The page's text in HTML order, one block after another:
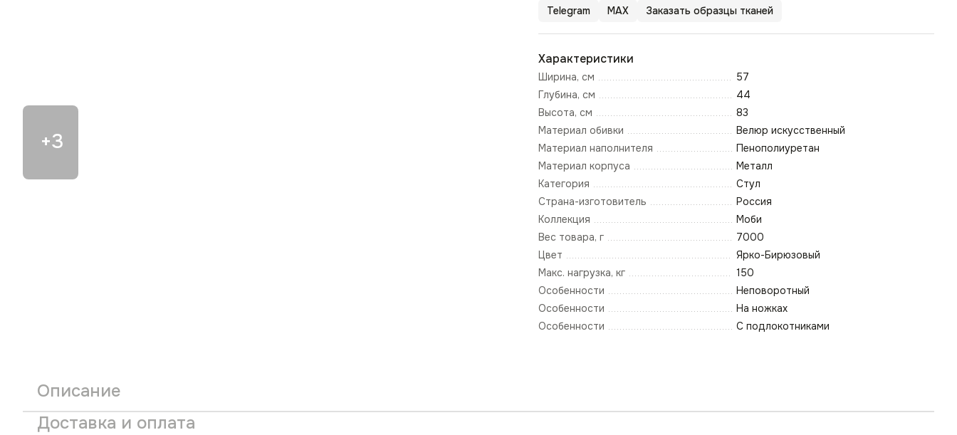
Telegram MAX Заказать образцы тканей
Характеристики
Ширина, см
57
Глубина, см
44
Высота, см
83
Материал обивки
Велюр искусственный
Материал наполнителя
Пенополиуретан
Материал корпуса
Металл
Категория
Стул
Страна-изготовитель
Россия
Коллекция
Моби
Вес товара, г
7000
Цвет
Ярко-Бирюзовый
Макс. нагрузка, кг
150
Особенности
Неповоротный
Особенности
На ножках
Особенности
С подлокотниками
Описание
Доставка и оплата